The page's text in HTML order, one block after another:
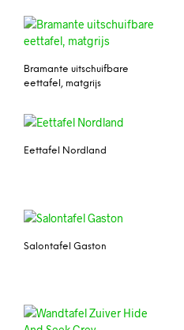
Bramante uitschuifbare
eettafel, matgrijs
Eettafel Nordland
Salontafel Gaston